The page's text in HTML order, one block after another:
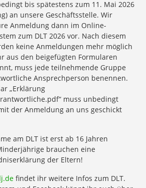
bis spätestens zum 11. Mai 2026
an unsere Geschäftsstelle. Wir
Anmeldung dann im Online-
zum DLT 2026 vor. Nach diesem
keine Anmeldungen mehr möglich
aus den beigefügten Formularen
muss jede teilnehmende Gruppe
Ansprechperson benennen.
„Erklärung
muss unbedingt
der Anmeldung an uns geschickt
am DLT ist erst ab 16 Jahren
brauchen eine
der Eltern!
findet ihr weitere Infos zum DLT.